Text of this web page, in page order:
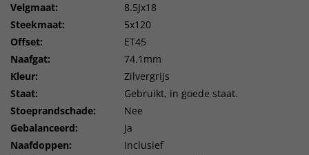
Velgmaat:
8.5Jx18
Steekmaat:
5x120
Offset:
ET45
Naafgat:
74.1mm
Kleur:
Zilvergrijs
Staat:
Gebruikt, in goede staat.
Stoeprandschade:
Nee
Gebalanceerd:
Ja
Naafdoppen:
Inclusief